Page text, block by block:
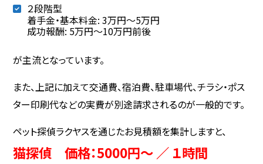
２段階型
着手金・基本料金: 3万円〜5万円
成功報酬: 5万円〜10万円前後
が主流となっています。
また、上記に加えて交通費、宿泊費、駐車場代、チラシ・ポス
ター印刷代などの実費が別途請求されるのが一般的です。
ペット探偵ラクヤスを通じたお見積額を集計しますと、
猫探偵 価格：5000円～ ／ １時間